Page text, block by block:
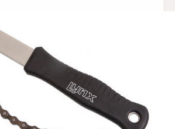
chain whip is easily attached to the
unscrew it in combination with the
In addition, the chain whip can also
a sprocket from a freewheel. Suitable
cassettes.